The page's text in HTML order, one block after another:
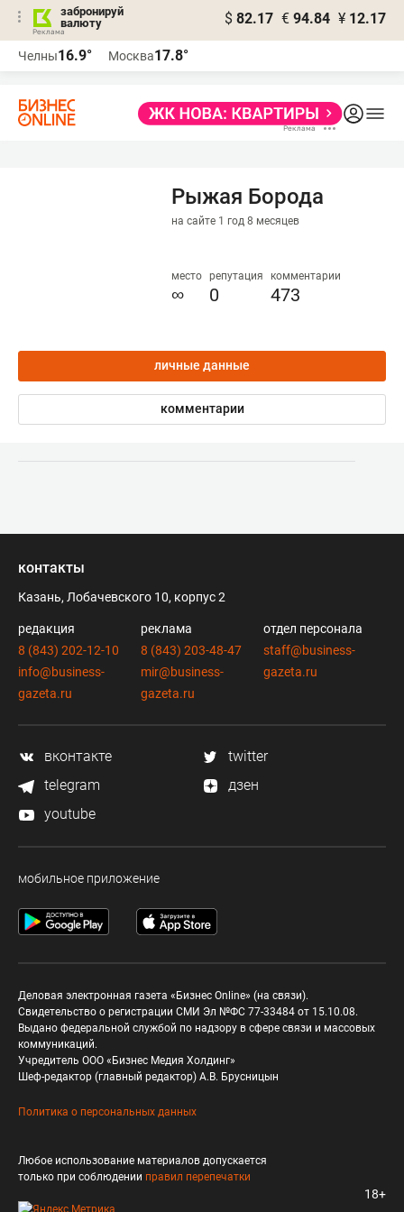
забронируй
валюту
$ 82.17 € 94.84 ¥ 12.17
Челны16.9° Москва17.8°
Рыжая Борода
на сайте 1 год 8 месяцев
место
∞
репутация
0
комментарии
473
личные данные
комментарии
контакты
Казань, Лобачевского 10, корпус 2
редакция
8 (843) 202-12-10
info@business-
gazeta.ru
реклама
8 (843) 203-48-47
mir@business-
gazeta.ru
отдел персонала
staff@business-
gazeta.ru
вконтакте
twitter
telegram
дзен
youtube
мобильное приложение
Деловая электронная газета «Бизнес Online» (на связи).
Свидетельство о регистрации СМИ Эл №ФС 77-33484 от 15.10.08.
Выдано федеральной службой по надзору в сфере связи и массовых
коммуникаций.
Учредитель ООО «Бизнес Медия Холдинг»
Шеф-редактор (главный редактор) А.В. Брусницын
Политика о персональных данных
Любое использование материалов допускается
только при соблюдении правил перепечатки
18+